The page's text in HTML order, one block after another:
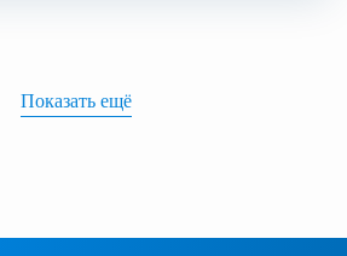
Показать ещё